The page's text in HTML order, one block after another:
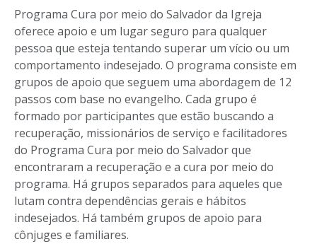
Programa Cura por meio do Salvador da Igreja
oferece apoio e um lugar seguro para qualquer
pessoa que esteja tentando superar um vício ou um
comportamento indesejado. O programa consiste em
grupos de apoio que seguem uma abordagem de 12
passos com base no evangelho. Cada grupo é
formado por participantes que estão buscando a
recuperação, missionários de serviço e facilitadores
do Programa Cura por meio do Salvador que
encontraram a recuperação e a cura por meio do
programa. Há grupos separados para aqueles que
lutam contra dependências gerais e hábitos
indesejados. Há também grupos de apoio para
cônjuges e familiares.